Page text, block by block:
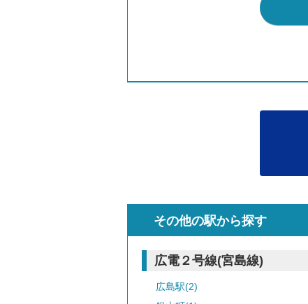
その他の駅から探す
広電２号線(宮島線)
広島駅(2)